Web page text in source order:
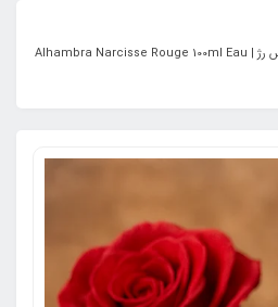
ادکلن زنانه الحمبرا رایحه نارسسیس رژ | Alhambra Narcisse Rouge 100ml Eau